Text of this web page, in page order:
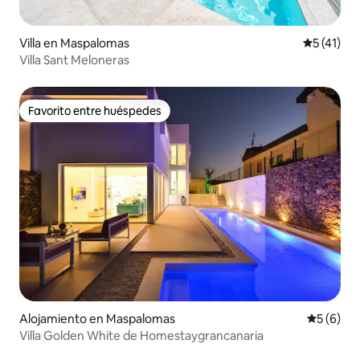
Villa en Maspalomas
5 (41)
Villa Sant Meloneras
Favorito entre huéspedes
Favorito entre huéspedes
Alojamiento en Maspalomas
5 (6)
Villa Golden White de Homestaygrancanaria